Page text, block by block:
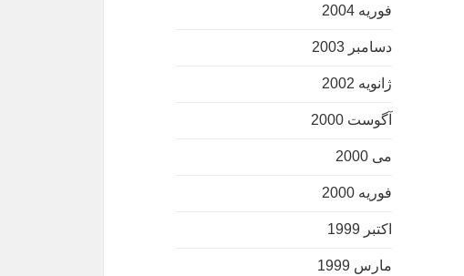
فوریه 2004
دسامبر 2003
ژانویه 2002
آگوست 2000
می 2000
فوریه 2000
اکتبر 1999
مارس 1999